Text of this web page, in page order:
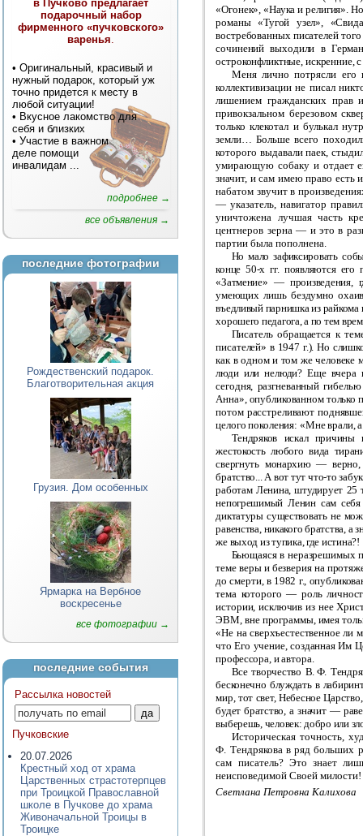
в Пучково предлагает
подарочный набор
фирменного «пучковского»
варенья.
• Оригинальный, красивый и
нужный подарок, который уж
точно придется к месту в
любой ситуации!
• Вкусное лакомство для
себя и близких
• Участие в важном
деле помощи
инвалидам ...
подробнее →
все объявления →
последние фотографии
Рождественский подарок.
Благотворительная акция
Грузия. Дом особенных
Ярмарка на Вербное
воскресенье
все фотографии →
последние события
Рассылка новостей
Пучковские
20.07.2026
Крестный ход от храма
Царственных страстотерпцев
при Троицкой Православной
школе в Пучкове до храма
Живоначальной Троицы в
Троицке
«Огонек», «Наука и религия».
романы «Тугой узел»,
востребованных писателей
сочинений выходили в
остроконфликтные, искренние,
Меня лично потрясли его
коллективизации не писал
лишением гражданских прав
привокзальном березовом
только клекотал и булькал
земли… Больше всего
которого выдавали паек,
умирающую собаку и отдает
значит, и сам имею право есть
набатом звучит в
— указатель, навигатор
уничтожена лучшая часть
центнеров зерна — и это в
партии была пополнена.
Но мало зафиксировать
конце 50-х гг. появляются его
«Затмение» — произведения,
умеющих лишь бездумно
въедливый парнишка из
хорошего педагога, а по тем
Писатель обращается к
писателей» в 1947 г.). Но
как в одном и том же человеке
люди или нелюди? Еще вчера
сегодня, разгневанный
Анна», опубликованном только
потом расстреливают
целого поколения: «Мне врали,
Тендряков искал причины
жестокость любого вида
свергнуть монархию —
братство... А вот тут что-то
работам Ленина, штудирует 25
непогрешимый Ленин сам себя
диктатуры существовать не
равенства, никакого братства,
же выход из тупика, где истина?!
Бьющаяся в неразрешимых
теме веры и безверия на
до смерти, в 1982 г.,
тема которого — роль
истории, исключив из нее
ЭВМ, вне программы, имея
«Не на сверхъестественное ли
что Его учение, созданная Им
профессора, и автора.
Все творчество В. Ф.
бесконечно блуждать в
мир, тот свет, Небесное
будет братство, а значит —
выберешь, человек: добро или
Историческая точность,
Ф. Тендрякова в ряд больших
сам писатель? Это знает
неисповедимой Своей милости!
Светлана Петровна Калихова